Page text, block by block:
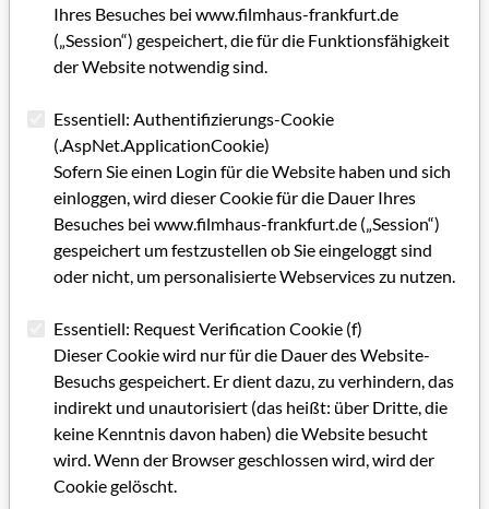
einer Diplomarbeit ab.
Der Fachbereich folgt in den nächsten drei Jahren einem
Fachbereich Medien mit einer Verdopplung des
Studienplatzangebots. Es werden im Bereich der Gestaltung
spezifische Ausbildungsgänge zusammengefaßt und im
Bereich der Medienwirtschaft soll eine
Schwerpunktausrichtung auf die „TIME“-Industrien erfolgen.
Dadurch lassen sich in Zukunft besser und spezifischer die
verschiedenen Berufsfelder der Medienindustrie abdecken.
* Michael Martin ist Professor für Unternehmensführung und
Absatzwirtschaft an der Fachhochschule Wiesbaden
Kategorie: Gastbeitrag (ehemals Selbstdarstellungen von
institutioneneigenen Mitarbeitern / ab GRIP 63)
Schlagworte: Ausbildung/Weiterbildung/Studium,
Nachwuchs
Ihres Besuches bei www.filmhaus-frankfurt.de
(„Session“) gespeichert, die für die Funktionsfähigkeit
der Website notwendig sind.
Essentiell: Authentifizierungs-Cookie
(.AspNet.ApplicationCookie)
Sofern Sie einen Login für die Website haben und sich
einloggen, wird dieser Cookie für die Dauer Ihres
Besuches bei www.filmhaus-frankfurt.de („Session“)
gespeichert um festzustellen ob Sie eingeloggt sind
oder nicht, um personalisierte Webservices zu nutzen.
Essentiell: Request Verification Cookie (f)
Dieser Cookie wird nur für die Dauer des Website-
Besuchs gespeichert. Er dient dazu, zu verhindern, das
indirekt und unautorisiert (das heißt: über Dritte, die
keine Kenntnis davon haben) die Website besucht
wird. Wenn der Browser geschlossen wird, wird der
Cookie gelöscht.